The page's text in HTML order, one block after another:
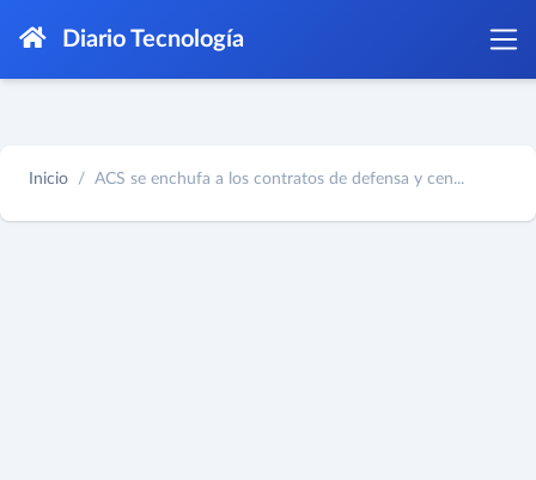
Diario Tecnología
Inicio ACS se enchufa a los contratos de defensa y cen...